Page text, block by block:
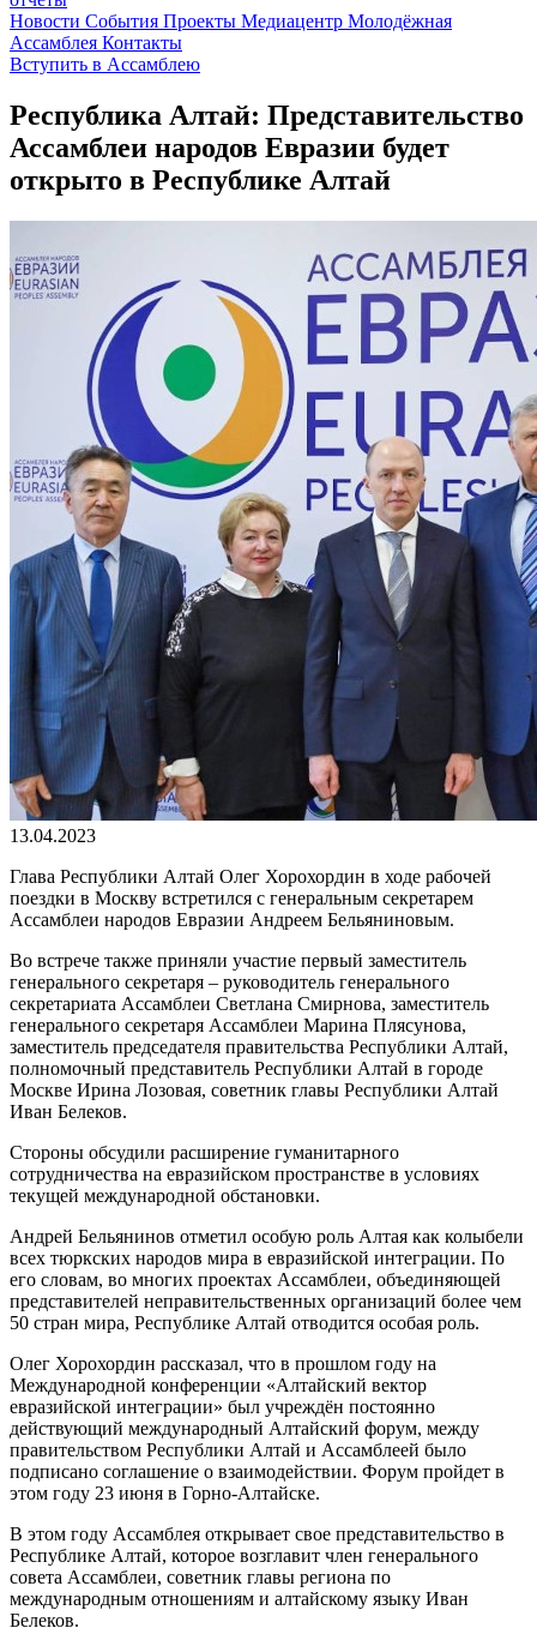
Новости События Проекты Медиацентр Молодёжная
Ассамблея Контакты
Вступить в Ассамблею
Республика Алтай: Представительство
Ассамблеи народов Евразии будет
открыто в Республике Алтай
13.04.2023
Глава Республики Алтай Олег Хорохордин в ходе рабочей
поездки в Москву встретился с генеральным секретарем
Ассамблеи народов Евразии Андреем Бельяниновым.
Во встрече также приняли участие первый заместитель
генерального секретаря – руководитель генерального
секретариата Ассамблеи Светлана Смирнова, заместитель
генерального секретаря Ассамблеи Марина Плясунова,
заместитель председателя правительства Республики Алтай,
полномочный представитель Республики Алтай в городе
Москве Ирина Лозовая, советник главы Республики Алтай
Иван Белеков.
Стороны обсудили расширение гуманитарного
сотрудничества на евразийском пространстве в условиях
текущей международной обстановки.
Андрей Бельянинов отметил особую роль Алтая как колыбели
всех тюркских народов мира в евразийской интеграции. По
его словам, во многих проектах Ассамблеи, объединяющей
представителей неправительственных организаций более чем
50 стран мира, Республике Алтай отводится особая роль.
Олег Хорохордин рассказал, что в прошлом году на
Международной конференции «Алтайский вектор
евразийской интеграции» был учреждён постоянно
действующий международный Алтайский форум, между
правительством Республики Алтай и Ассамблеей было
подписано соглашение о взаимодействии. Форум пройдет в
этом году 23 июня в Горно-Алтайске.
В этом году Ассамблея открывает свое представительство в
Республике Алтай, которое возглавит член генерального
совета Ассамблеи, советник главы региона по
международным отношениям и алтайскому языку Иван
Белеков.